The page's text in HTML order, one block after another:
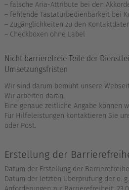
– falsche Aria-Attribute bei den
– fehlende Tastaturbedienbarkeit bei
– Zugänglichkeiten zu den
– Checkboxen ohne Label
Nicht barrierefreie Teile der
Umsetzungsfristen
Wir sind darum bemüht unsere
Wir arbeiten daran.
Eine genaue zeitliche Angabe können
Für Hilfeleistungen kontaktieren Sie
oder Post.
Erstellung der
Datum der Erstellung der
Datum der letzten Überprüfung der o.